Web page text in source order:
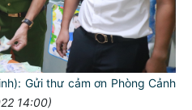
Gửi thư cảm ơn Phòng Cảnh
14:00)
THÀNH
LỄ PHÉP